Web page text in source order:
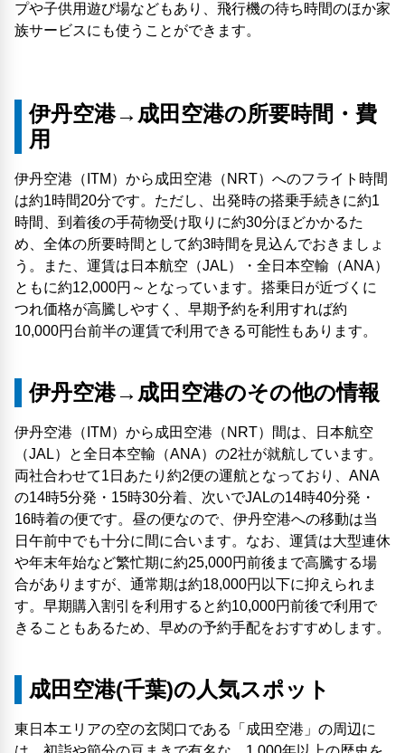
プや子供用遊び場などもあり、飛行機の待ち時間のほか家
族サービスにも使うことができます。
伊丹空港→成田空港の所要時間・費
用
伊丹空港（ITM）から成田空港（NRT）へのフライト時間
は約1時間20分です。ただし、出発時の搭乗手続きに約1
時間、到着後の手荷物受け取りに約30分ほどかかるた
め、全体の所要時間として約3時間を見込んでおきましょ
う。また、運賃は日本航空（JAL）・全日本空輸（ANA）
ともに約12,000円～となっています。搭乗日が近づくに
つれ価格が高騰しやすく、早期予約を利用すれば約
10,000円台前半の運賃で利用できる可能性もあります。
伊丹空港→成田空港のその他の情報
伊丹空港（ITM）から成田空港（NRT）間は、日本航空
（JAL）と全日本空輸（ANA）の2社が就航しています。
両社合わせて1日あたり約2便の運航となっており、ANA
の14時5分発・15時30分着、次いでJALの14時40分発・
16時着の便です。昼の便なので、伊丹空港への移動は当
日午前中でも十分に間に合います。なお、運賃は大型連休
や年末年始など繁忙期に約25,000円前後まで高騰する場
合がありますが、通常期は約18,000円以下に抑えられま
す。早期購入割引を利用すると約10,000円前後で利用で
きることもあるため、早めの予約手配をおすすめします。
成田空港(千葉)の人気スポット
東日本エリアの空の玄関口である「成田空港」の周辺に